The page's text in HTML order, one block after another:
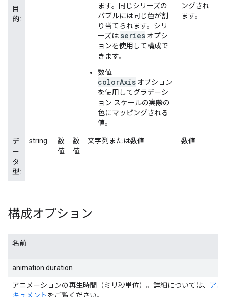
目
的:
ます。同じシリーズの
バブルには同じ色が割
り当てられます。シリ
ーズは series オプシ
ョンを使用して構成で
きます。
数値
colorAxis オプション
を使用してグラデーシ
ョン スケールの実際の
色にマッピングされる
値。
ングされ
ます。
デ
ー
タ
型:
string
数
値
数
値
文字列または数値 数値
構成オプション
名前
animation.duration
アニメーションの再生時間（ミリ秒単位）。詳細については、 アニ